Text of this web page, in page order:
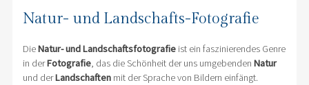
Natur- und Landschafts-Fotografie
DieNatur- und Landschaftsfotografieist ein faszinierendes Genre
in derFotografie, das die Schönheit der uns umgebenden Natur
und derLandschaftenmit der Sprache von Bildern einfängt.